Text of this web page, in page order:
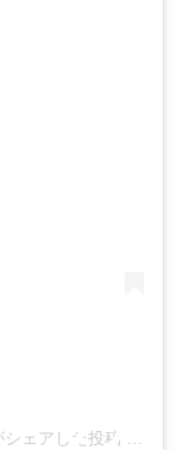
ェアした投稿 – 2018